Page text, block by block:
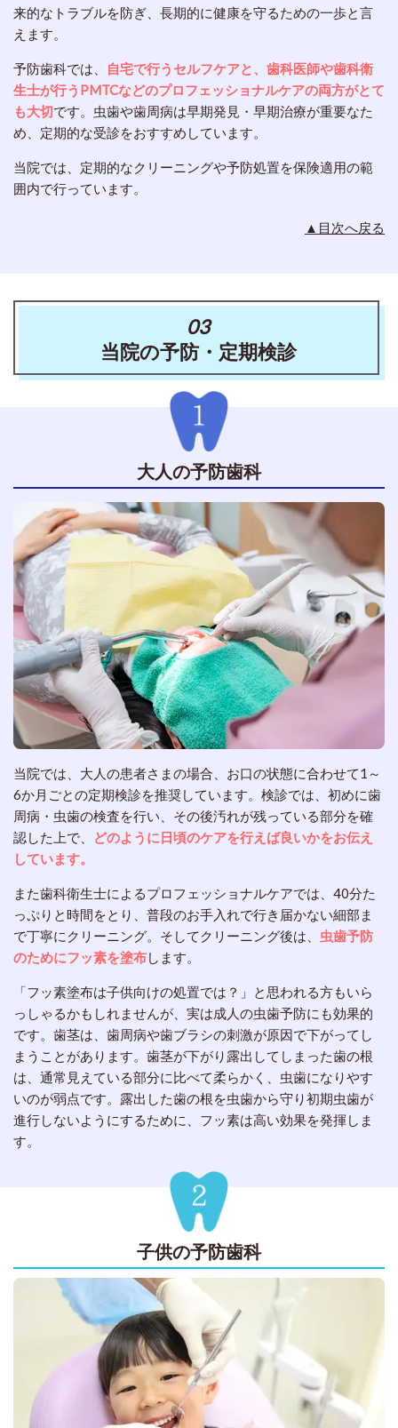
来的なトラブルを防ぎ、長期的に健康を守るための一歩と言
えます。
予防歯科では、
自宅で行うセルフケアと、歯科医師や歯科衛
生士が行うPMTCなどのプロフェッショナルケアの両方がとて
も大切です。虫歯や歯周病は早期発見・早期治療が重要なた
め、定期的な受診をおすすめしています。
当院では、定期的なクリーニングや予防処置を保険適用の範
囲内で行っています。
▲目次へ戻る
03
当院の予防・定期検診
大人の予防歯科
当院では、大人の患者さまの場合、お口の状態に合わせて1～
6か月ごとの定期検診を推奨しています。検診では、初めに歯
周病・虫歯の検査を行い、その後汚れが残っている部分を確
認した上で、
どのように日頃のケアを行えば良いかをお伝え
しています。
また歯科衛生士によるプロフェッショナルケアでは、40分た
っぷりと時間をとり、普段のお手入れで行き届かない細部ま
で丁寧にクリーニング。そしてクリーニング後は、 虫歯予防
のためにフッ素を塗布します。
「フッ素塗布は子供向けの処置では？」と思われる方もいら
っしゃるかもしれませんが、実は成人の虫歯予防にも効果的
です。歯茎は、歯周病や歯ブラシの刺激が原因で下がってし
まうことがあります。歯茎が下がり露出してしまった歯の根
は、通常見えている部分に比べて柔らかく、虫歯になりやす
いのが弱点です。露出した歯の根を虫歯から守り初期虫歯が
進行しないようにするために、フッ素は高い効果を発揮しま
す。
子供の予防歯科